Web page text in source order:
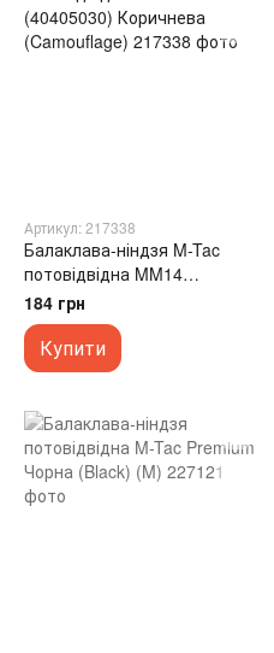
Артикул: 217338
Балаклава-ніндзя M-Tac
потовідвідна MM14
(40405030) Коричнева
(Camouflage)
184 грн
Купити